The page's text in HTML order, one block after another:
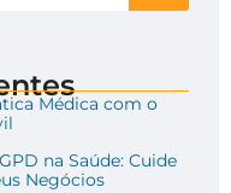
Médica com o
na Saúde: Cuide
Negócios